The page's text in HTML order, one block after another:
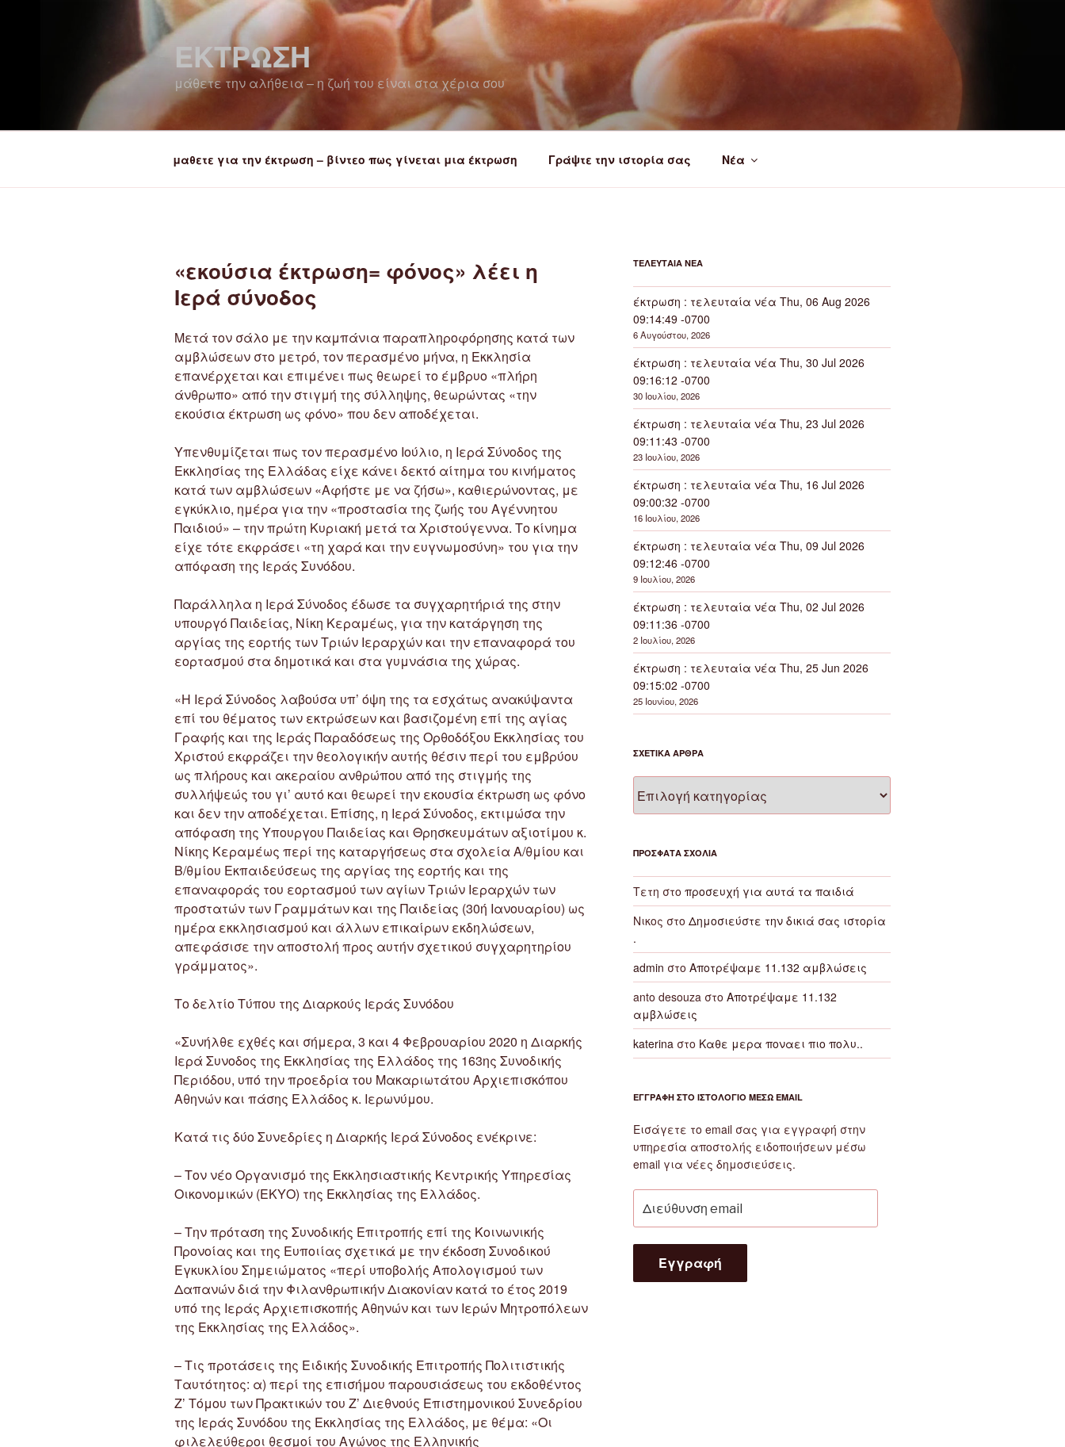
ΕΚΤΡΩΣΗ
μάθετε την αλήθεια – η ζωή του είναι στα χέρια σου
μαθετε για την έκτρωση – βίντεο πως γίνεται μια έκτρωση Γράψτε την ιστορία σας Νέα
«εκούσια έκτρωση= φόνος» λέει η
Ιερά σύνοδος
Μετά τον σάλο με την καμπάνια παραπληροφόρησης κατά των
αμβλώσεων στο μετρό, τον περασμένο μήνα, η Εκκλησία
επανέρχεται και επιμένει πως θεωρεί το έμβρυο «πλήρη
άνθρωπο» από την στιγμή της σύλληψης, θεωρώντας «την
εκούσια έκτρωση ως φόνο» που δεν αποδέχεται.
Υπενθυμίζεται πως τον περασμένο Ιούλιο, η Ιερά Σύνοδος της
Εκκλησίας της Ελλάδας είχε κάνει δεκτό αίτημα του κινήματος
κατά των αμβλώσεων «Αφήστε με να ζήσω», καθιερώνοντας, με
εγκύκλιο, ημέρα για την «προστασία της ζωής του Αγέννητου
Παιδιού» – την πρώτη Κυριακή μετά τα Χριστούγεννα. Το κίνημα
είχε τότε εκφράσει «τη χαρά και την ευγνωμοσύνη» του για την
απόφαση της Ιεράς Συνόδου.
Παράλληλα η Ιερά Σύνοδος έδωσε τα συγχαρητήριά της στην
υπουργό Παιδείας, Νίκη Κεραμέως, για την κατάργηση της
αργίας της εορτής των Τριών Ιεραρχών και την επαναφορά του
εορτασμού στα δημοτικά και στα γυμνάσια της χώρας.
«Η Ιερά Σύνοδος λαβούσα υπ’ όψη της τα εσχάτως ανακύψαντα
επί του θέματος των εκτρώσεων και βασιζομένη επί της αγίας
Γραφής και της Ιεράς Παραδόσεως της Ορθοδόξου Εκκλησίας του
Χριστού εκφράζει την θεολογικήν αυτής θέσιν περί του εμβρύου
ως πλήρους και ακεραίου ανθρώπου από της στιγμής της
συλλήψεώς του γι’ αυτό και θεωρεί την εκουσία έκτρωση ως φόνο
και δεν την αποδέχεται. Επίσης, η Ιερά Σύνοδος, εκτιμώσα την
απόφαση της Υπουργου Παιδείας και Θρησκευμάτων αξιοτίμου κ.
Νίκης Κεραμέως περί της καταργήσεως στα σχολεία Α/θμίου και
Β/θμίου Εκπαιδεύσεως της αργίας της εορτής και της
επαναφοράς του εορτασμού των αγίων Τριών Ιεραρχών των
προστατών των Γραμμάτων και της Παιδείας (30ή Ιανουαρίου) ως
ημέρα εκκλησιασμού και άλλων επικαίρων εκδηλώσεων,
απεφάσισε την αποστολή προς αυτήν σχετικού συγχαρητηρίου
γράμματος».
Το δελτίο Τύπου της Διαρκούς Ιεράς Συνόδου
«Συνήλθε εχθές και σήμερα, 3 και 4 Φεβρουαρίου 2020 η Διαρκής
Ιερά Συνοδος της Εκκλησίας της Ελλάδος της 163ης Συνοδικής
Περιόδου, υπό την προεδρία του Μακαριωτάτου Αρχιεπισκόπου
Αθηνών και πάσης Ελλάδος κ. Ιερωνύμου.
Κατά τις δύο Συνεδρίες η Διαρκής Ιερά Σύνοδος ενέκρινε:
– Τον νέο Οργανισμό της Εκκλησιαστικής Κεντρικής Υπηρεσίας
Οικονομικών (ΕΚΥΟ) της Εκκλησίας της Ελλάδος.
– Την πρόταση της Συνοδικής Επιτροπής επί της Κοινωνικής
Προνοίας και της Ευποιίας σχετικά με την έκδοση Συνοδικού
Εγκυκλίου Σημειώματος «περί υποβολής Απολογισμού των
Δαπανών διά την Φιλανθρωπικήν Διακονίαν κατά το έτος 2019
υπό της Ιεράς Αρχιεπισκοπής Αθηνών και των Ιερών Μητροπόλεων
της Εκκλησίας της Ελλάδος».
– Τις προτάσεις της Ειδικής Συνοδικής Επιτροπής Πολιτιστικής
Ταυτότητος: α) περί της επισήμου παρουσιάσεως του εκδοθέντος
Ζ’ Τόμου των Πρακτικών του Ζ’ Διεθνούς Επιστημονικού Συνεδρίου
της Ιεράς Συνόδου της Εκκλησίας της Ελλάδος, με θέμα: «Οι
φιλελεύθεροι θεσμοί του Αγώνος της Ελληνικής
ΤΕΛΕΥΤΑΊΑ ΝΈΑ
έκτρωση : τελευταία νέα Thu, 06 Aug 2026
09:14:49 -0700
6 Αυγούστου, 2026
έκτρωση : τελευταία νέα Thu, 30 Jul 2026
09:16:12 -0700
30 Ιουλίου, 2026
έκτρωση : τελευταία νέα Thu, 23 Jul 2026
09:11:43 -0700
23 Ιουλίου, 2026
έκτρωση : τελευταία νέα Thu, 16 Jul 2026
09:00:32 -0700
16 Ιουλίου, 2026
έκτρωση : τελευταία νέα Thu, 09 Jul 2026
09:12:46 -0700
9 Ιουλίου, 2026
έκτρωση : τελευταία νέα Thu, 02 Jul 2026
09:11:36 -0700
2 Ιουλίου, 2026
έκτρωση : τελευταία νέα Thu, 25 Jun 2026
09:15:02 -0700
25 Ιουνίου, 2026
ΣΧΕΤΙΚΆ ΆΡΘΡΑ
άρθρα
ΠΡΌΣΦΑΤΑ ΣΧΌΛΙΑ
Τετη στο προσευχή για αυτά τα παιδιά
Νικος στο Δημοσιεύστε την δικιά σας ιστορία
.
admin στο Αποτρέψαμε 11.132 αμβλώσεις
anto desouzaστο Αποτρέψαμε 11.132
αμβλώσεις
katerinaστο Καθε μερα ποναει πιο πολυ..
ΕΓΓΡΑΦΉ ΣΤΟ ΙΣΤΟΛΌΓΙΟ ΜΈΣΩ EMAIL
Εισάγετε το email σας για εγγραφή στην
υπηρεσία αποστολής ειδοποιήσεων μέσω
email για νέες δημοσιεύσεις.
email
Εγγραφή